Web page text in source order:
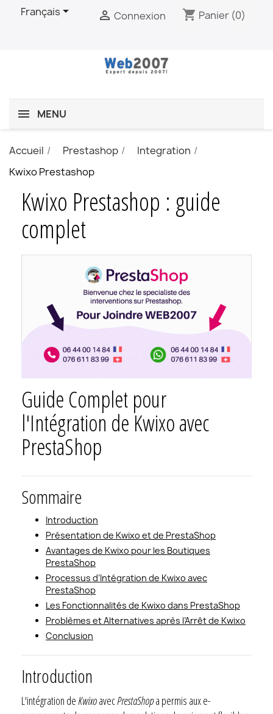
Français  Connexion shopping_cart Panier (0)
MENU
Accueil Prestashop
Integration
Kwixo Prestashop
Kwixo Prestashop : guide
complet
Guide Complet pour
l'Intégration de Kwixo avec
PrestaShop
Sommaire
Introduction
Présentation de Kwixo et de PrestaShop
Avantages de Kwixo pour les Boutiques
PrestaShop
Processus d’Intégration de Kwixo avec
PrestaShop
Les Fonctionnalités de Kwixo dans PrestaShop
Problèmes et Alternatives après l’Arrêt de Kwixo
Conclusion
Introduction
L'intégration deKwixoavecPrestaShopa permis aux e-